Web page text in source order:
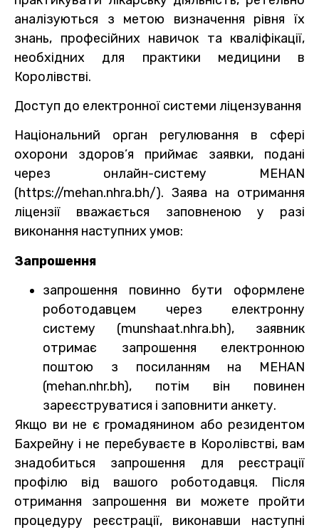
аналізуються з метою визначення рівня їх
знань, професійних навичок та кваліфікації,
необхідних для практики медицини в
Королівстві.
Доступ до електронної системи ліцензування
Національний орган регулювання в сфері
охорони здоров’я приймає заявки, подані
через онлайн-систему MEHAN
(https://mehan.nhra.bh/). Заява на отримання
ліцензії вважається заповненою у разі
виконання наступних умов:
Запрошення
запрошення повинно бути оформлене
роботодавцем через електронну
систему (munshaat.nhra.bh), заявник
отримає запрошення електронною
поштою з посиланням на MEHAN
(mehan.nhr.bh), потім він повинен
зареєструватися і заповнити анкету.
Якщо ви не є громадянином або резидентом
Бахрейну і не перебуваєте в Королівстві, вам
знадобиться запрошення для реєстрації
профілю від вашого роботодавця. Після
отримання запрошення ви можете пройти
процедуру реєстрації, виконавши наступні